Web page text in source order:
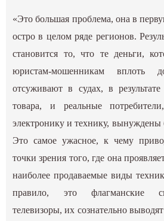
«Это большая проблема, она в
остро в целом ряде регионов.
становится то, что те деньги,
юристам-мошенникам
отсуживают в судах, в
товара, и реальные
электронику и технику, вынуждены
Это самое ужасное, к чему
точки зрения того, где она
наиболее продаваемые виды
правило, это флагманские
телевизоры, их сознательно